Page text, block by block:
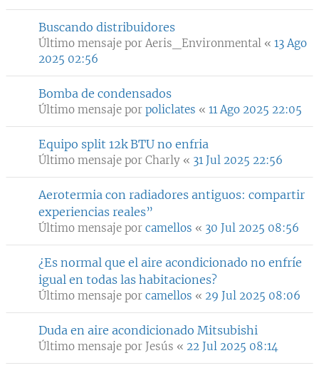
Buscando distribuidores
Último mensaje por Aeris_Environmental « 13 Ago
2025 02:56
Bomba de condensados
Último mensaje por policlates « 11 Ago 2025 22:05
Equipo split 12k BTU no enfria
Último mensaje por Charly « 31 Jul 2025 22:56
Aerotermia con radiadores antiguos: compartir
experiencias reales”
Último mensaje por camellos « 30 Jul 2025 08:56
¿Es normal que el aire acondicionado no enfríe
igual en todas las habitaciones?
Último mensaje por camellos « 29 Jul 2025 08:06
Duda en aire acondicionado Mitsubishi
Último mensaje por Jesús « 22 Jul 2025 08:14